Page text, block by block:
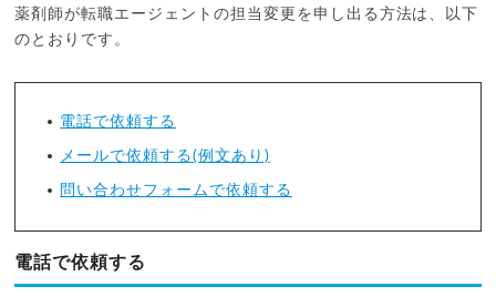
薬剤師が転職エージェントの担当変更を申し出る方法は、以下
のとおりです。
電話で依頼する
メールで依頼する(例文あり)
問い合わせフォームで依頼する
電話で依頼する